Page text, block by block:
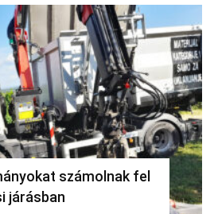
számolnak fel
járásban